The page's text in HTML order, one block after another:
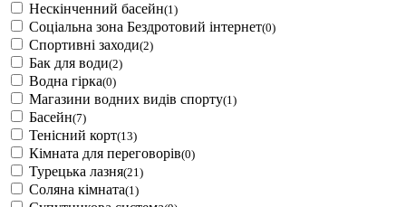
Нескінченний басейн(1)
Соціальна зона Бездротовий інтернет(0)
Спортивні заходи(2)
Бак для води(2)
Водна гірка(0)
Магазини водних видів спорту(1)
Басейн(7)
Тенісний корт(13)
Кімната для переговорів(0)
Турецька лазня(21)
Соляна кімната(1)